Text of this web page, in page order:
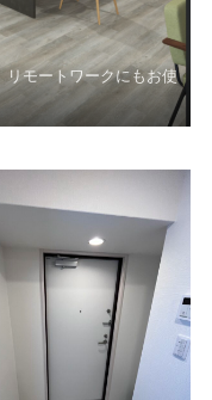
リモートワークにもお使